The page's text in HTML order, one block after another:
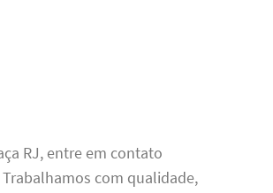
RJ, entre em contato
com qualidade,